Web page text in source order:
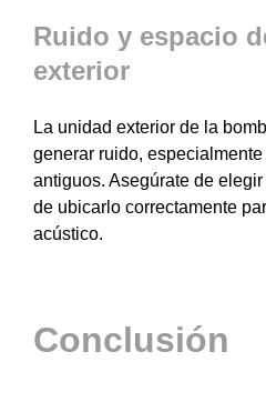
Ruido y espacio
exterior
La unidad exterior de la
generar ruido,
antiguos. Asegúrate de
de ubicarlo correctamente
acústico.
Conclusión